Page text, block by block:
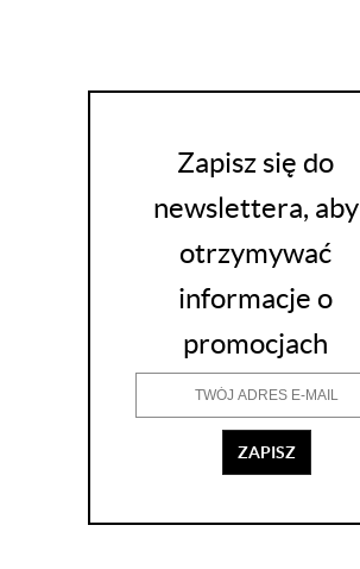
Zapisz się do
newslettera, aby
otrzymywać
informacje o
promocjach
ZAPISZ